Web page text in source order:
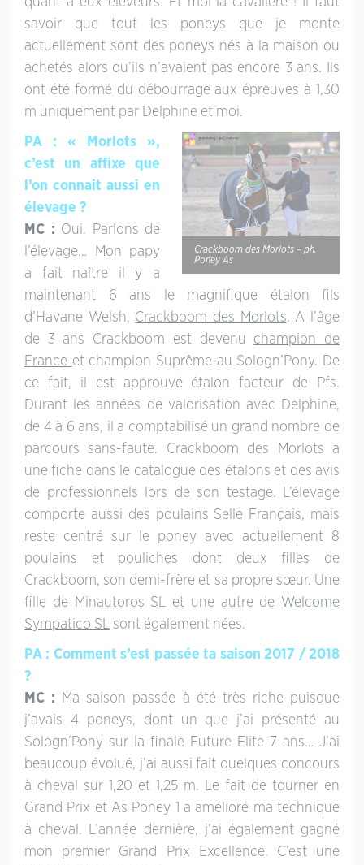
savoir que tout les poneys que je monte
actuellement sont des poneys nés à la maison ou
achetés alors qu’ils n’avaient pas encore 3 ans. Ils
ont été formé du débourrage aux épreuves à 1,30
m uniquement par Delphine et moi.
Crackboom des Morlots – ph.
Poney As
PA : « Morlots »,
c’est un affixe que
l’on connait aussi en
élevage ?
MC : Oui. Parlons de
l’élevage… Mon papy
a fait naître il y a
maintenant 6 ans le magnifique étalon fils
d’Havane Welsh, Crackboom des Morlots. A l’âge
de 3 ans Crackboom est devenu champion de
France et champion Suprême au Sologn’Pony. De
ce fait, il est approuvé étalon facteur de Pfs.
Durant les années de valorisation avec Delphine,
de 4 à 6 ans, il a comptabilisé un grand nombre de
parcours sans-faute. Crackboom des Morlots a
une fiche dans le catalogue des étalons et des avis
de professionnels lors de son testage. L’élevage
comporte aussi des poulains Selle Français, mais
reste centré sur le poney avec actuellement 8
poulains et pouliches dont deux filles de
Crackboom, son demi-frère et sa propre sœur. Une
fille de Minautoros SL et une autre de Welcome
Sympatico SL sont également nées.
PA : Comment s’est passée ta saison 2017 / 2018
?
MC : Ma saison passée à été très riche puisque
j’avais 4 poneys, dont un que j’ai présenté au
Sologn’Pony sur la finale Future Elite 7 ans… J’ai
beaucoup évolué, j’ai aussi fait quelques concours
à cheval sur 1,20 et 1,25 m. Le fait de tourner en
Grand Prix et As Poney 1 a amélioré ma technique
à cheval. L’année dernière, j’ai également gagné
mon premier Grand Prix Excellence. C’est une